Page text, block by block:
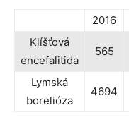
2016
Klíšťová
encefalitida
565
Lymská
borelióza
4694